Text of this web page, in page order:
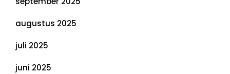
augustus 2025
juli 2025
juni 2025